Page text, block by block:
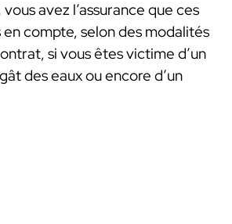
avez l’assurance que ces
compte, selon des modalités
si vous êtes victime d’un
des eaux ou encore d’un